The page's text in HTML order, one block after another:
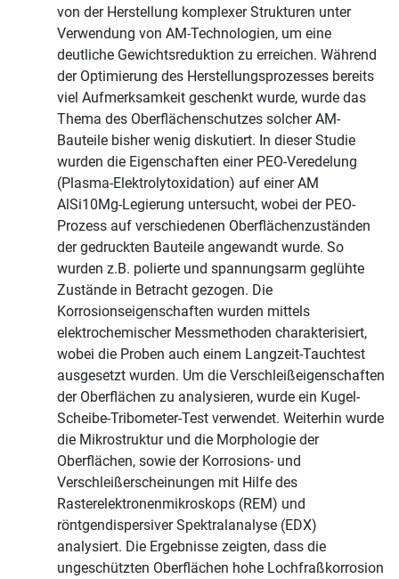
von der Herstellung komplexer Strukturen unter
Verwendung von AM-Technologien, um eine
deutliche Gewichtsreduktion zu erreichen. Während
der Optimierung des Herstellungsprozesses bereits
viel Aufmerksamkeit geschenkt wurde, wurde das
Thema des Oberflächenschutzes solcher AM-
Bauteile bisher wenig diskutiert. In dieser Studie
wurden die Eigenschaften einer PEO-Veredelung
(Plasma-Elektrolytoxidation) auf einer AM
AlSi10Mg-Legierung untersucht, wobei der PEO-
Prozess auf verschiedenen Oberflächenzuständen
der gedruckten Bauteile angewandt wurde. So
wurden z.B. polierte und spannungsarm geglühte
Zustände in Betracht gezogen. Die
Korrosionseigenschaften wurden mittels
elektrochemischer Messmethoden charakterisiert,
wobei die Proben auch einem Langzeit-Tauchtest
ausgesetzt wurden. Um die Verschleißeigenschaften
der Oberflächen zu analysieren, wurde ein Kugel-
Scheibe-Tribometer-Test verwendet. Weiterhin wurde
die Mikrostruktur und die Morphologie der
Oberflächen, sowie der Korrosions- und
Verschleißerscheinungen mit Hilfe des
Rasterelektronenmikroskops (REM) und
röntgendispersiver Spektralanalyse (EDX)
analysiert. Die Ergebnisse zeigten, dass die
ungeschützten Oberflächen hohe Lochfraßkorrosion